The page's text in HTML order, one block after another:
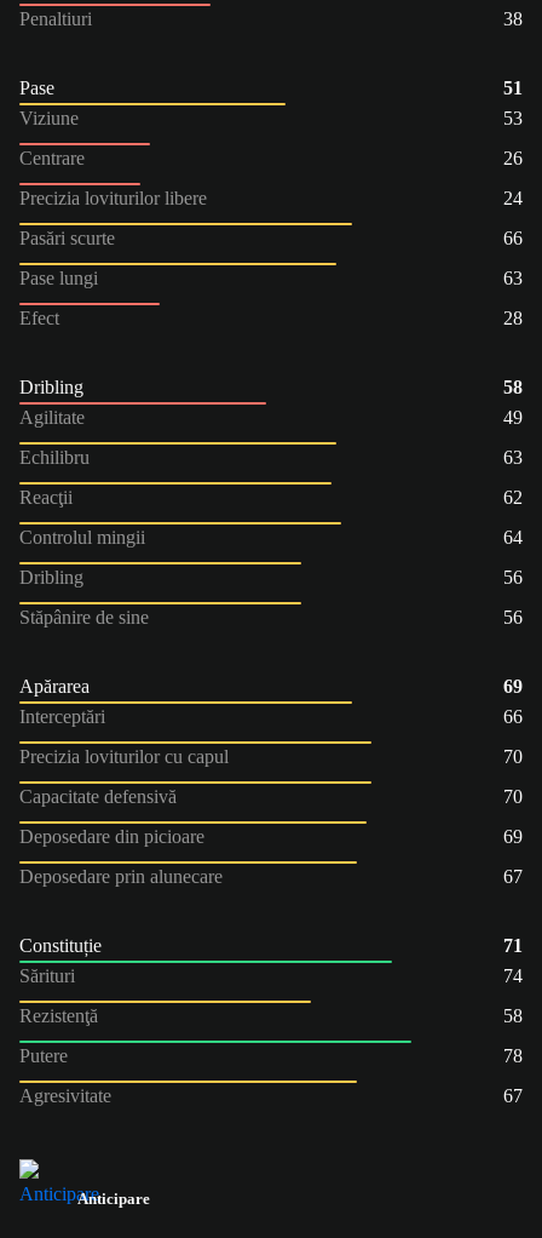
Penaltiuri
38
Pase
51
Viziune
53
Centrare
26
Precizia loviturilor libere
24
Pasări scurte
66
Pase lungi
63
Efect
28
Dribling
58
Agilitate
49
Echilibru
63
Reacţii
62
Controlul mingii
64
Dribling
56
Stăpânire de sine
56
Apărarea
69
Interceptări
66
Precizia loviturilor cu capul
70
Capacitate defensivă
70
Deposedare din picioare
69
Deposedare prin alunecare
67
Constituție
71
Sărituri
74
Rezistenţă
58
Putere
78
Agresivitate
67
Anticipare